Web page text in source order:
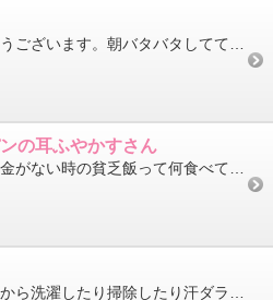
の耳ふやかすさん